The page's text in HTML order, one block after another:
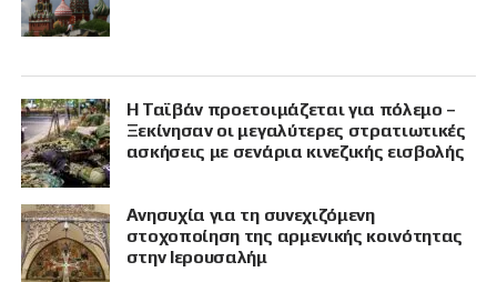
Η Ταϊβάν προετοιμάζεται για πόλεμο –
Ξεκίνησαν οι μεγαλύτερες στρατιωτικές
ασκήσεις με σενάρια κινεζικής εισβολής
Ανησυχία για τη συνεχιζόμενη
στοχοποίηση της αρμενικής κοινότητας
στην Ιερουσαλήμ